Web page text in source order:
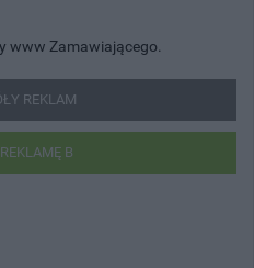
www Zamawiającego.
REKLAM
B